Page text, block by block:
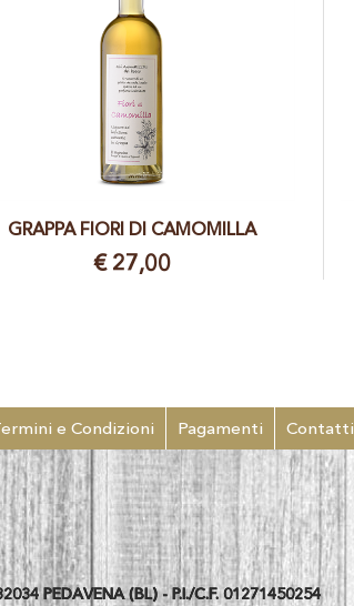
GRAPPA FIORI DI CAMOMILLA
€ 27,00
e Condizioni Pagamenti Contatti
PEDAVENA (BL) - P.I./C.F. 01271450254